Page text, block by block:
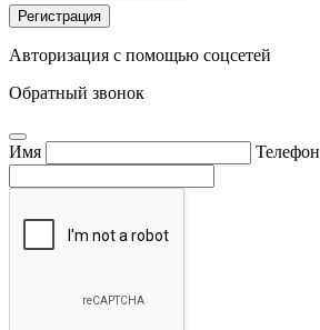
Регистрация
Авторизация с помощью соцсетей
Обратный звонок
Имя Телефон